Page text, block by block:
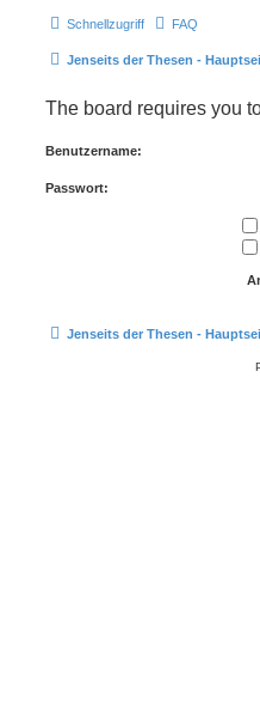
Schnellzugriff FAQ
Jenseits der Thesen -
The board requires you
Benutzername:
Passwort:
Jenseits der Thesen -